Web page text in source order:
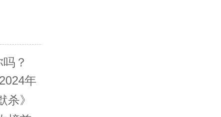
？
年
》